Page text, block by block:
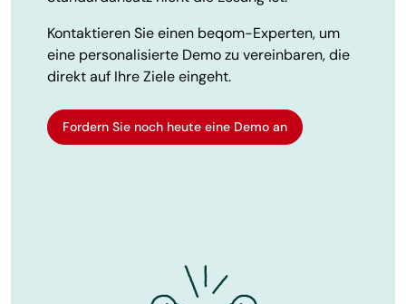
Kontaktieren Sie einen beqom-Experten, um
eine personalisierte Demo zu vereinbaren, die
direkt auf Ihre Ziele eingeht.
Fordern Sie noch heute eine Demo an